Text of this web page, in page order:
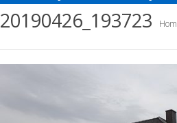
20190426_193723